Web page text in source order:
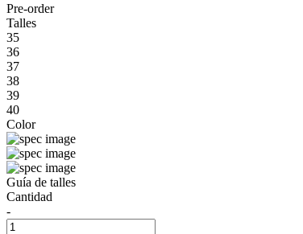
Pre-order
Talles
35
36
37
38
39
40
Color
Guía de talles
Cantidad
-